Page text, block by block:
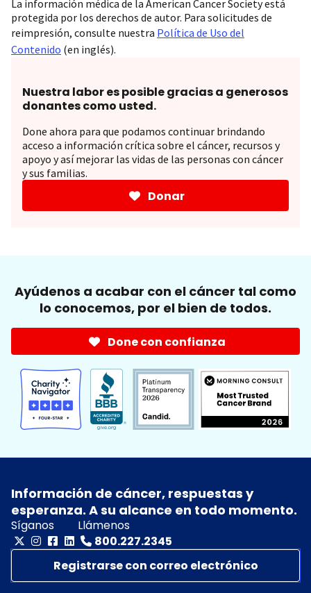
La información médica de la American Cancer Society está
protegida por los derechos de autor. Para solicitudes de
reimpresión, consulte nuestra Política de Uso del
Contenido (en inglés).
Nuestra labor es posible gracias a generosos
donantes como usted.
Done ahora para que podamos continuar brindando
acceso a información crítica sobre el cáncer, recursos y
apoyo y así mejorar las vidas de las personas con cáncer
y sus familias.
Donar
Ayúdenos a acabar con el cáncer tal como
lo conocemos, por el bien de todos.
Done con confianza
Información de cáncer, respuestas y
esperanza. A su alcance en todo momento.
Síganos
Llámenos
800.227.2345
Registrarse con correo electrónico